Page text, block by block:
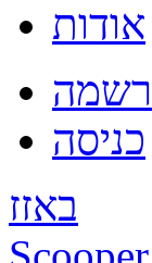
אודות
כניסה
באזז